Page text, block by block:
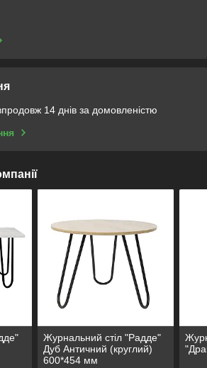
14 днів за домовленістю
Журнальний стіл "Радде"
Дуб Античний (круглий)
600*454 мм